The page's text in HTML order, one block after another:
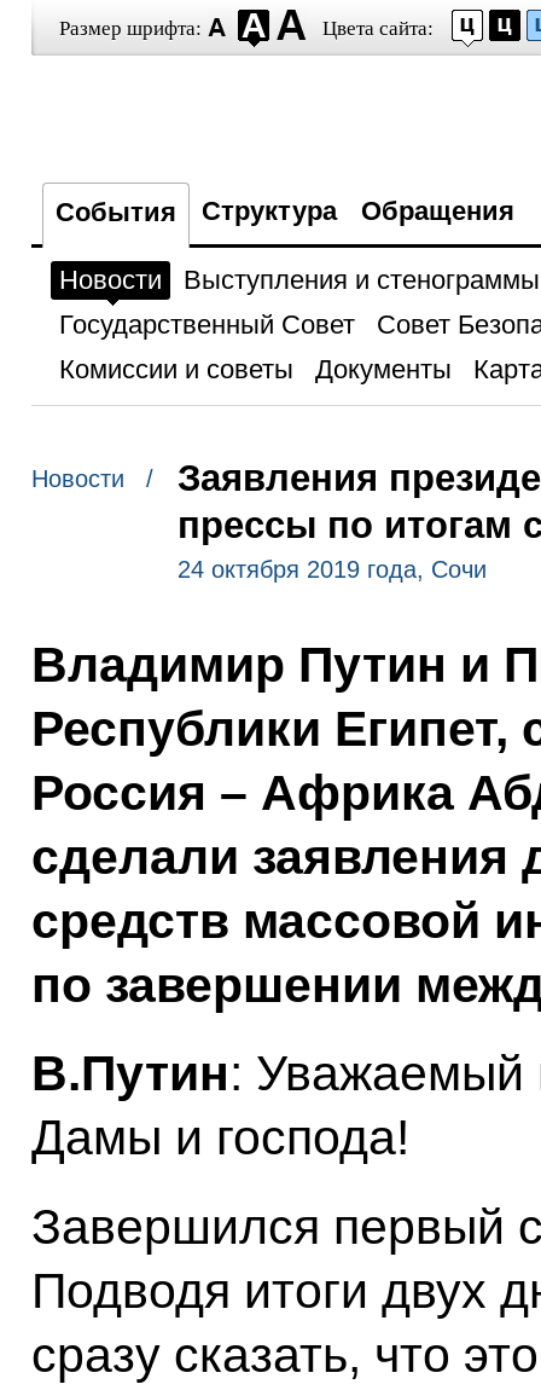
Размер шрифта: Цвета сайта:
События Структура Обращения
Новости
Выступления и стенограммы
Государственный Совет
Совет
Комиссии и советы
Документы
Новости /
Заявления
прессы по итогам
24 октября 2019 года, Сочи
Владимир Путин и
Республики
Россия – Африка
сделали заявления
средств массовой
по завершении
В.Путин: Уважаемый
Дамы и господа!
Завершился первый
Подводя итоги двух
сразу сказать, что